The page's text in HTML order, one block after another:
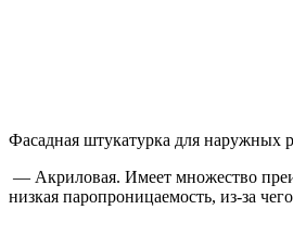
Фасадная штукатурка для наружных
— Акриловая. Имеет множество
низкая паропроницаемость, из-за